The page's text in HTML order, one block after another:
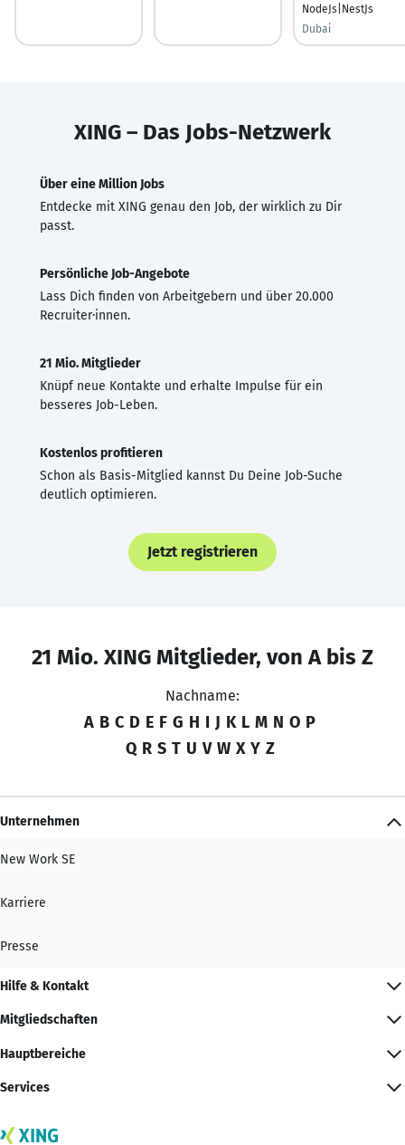
NodeJs|NestJs
Dubai
XING – Das Jobs-Netzwerk
Über eine Million Jobs
Entdecke mit XING genau den Job, der wirklich zu Dir
passt.
Persönliche Job-Angebote
Lass Dich finden von Arbeitgebern und über 20.000
Recruiter·innen.
21 Mio. Mitglieder
Knüpf neue Kontakte und erhalte Impulse für ein
besseres Job-Leben.
Kostenlos profitieren
Schon als Basis-Mitglied kannst Du Deine Job-Suche
deutlich optimieren.
Jetzt registrieren
21 Mio. XING Mitglieder, von A bis Z
Nachname:
A B C D E F G H I J K L M N O P
Q R S T U V W X Y Z
Unternehmen
New Work SE
Karriere
Presse
Hilfe & Kontakt
Mitgliedschaften
Hauptbereiche
Services